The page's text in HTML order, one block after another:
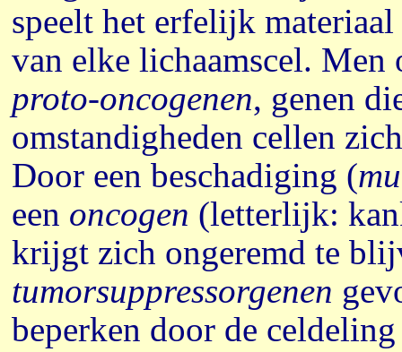
speelt het erfelijk
van elke lichaamscel. Men
proto-oncogenen, genen
omstandigheden cellen
Door een beschadiging (
een oncogen (letterlijk:
krijgt zich ongeremd te
tumorsuppressorgenen
beperken door de